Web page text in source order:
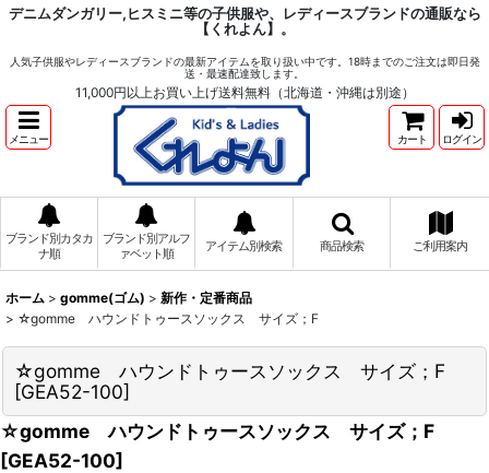
デニムダンガリー,ヒスミニ等の子供服や、レディースブランドの通販なら
【くれよん】。
人気子供服やレディースブランドの最新アイテムを取り扱い中です。18時までのご注文は即日発
送・最速配達致します。
11,000円以上お買い上げ送料無料（北海道・沖縄は別途）
メニュー カート ログイン
ブランド別カタカ
ナ順
ブランド別アルフ
ァベット順
アイテム別検索 商品検索 ご利用案内
ホーム > gomme(ゴム) > 新作・定番商品
> ☆gomme ハウンドトゥースソックス サイズ；F
☆gomme ハウンドトゥースソックス サイズ；F
[GEA52-100]
☆gomme ハウンドトゥースソックス サイズ；F
[GEA52-100]